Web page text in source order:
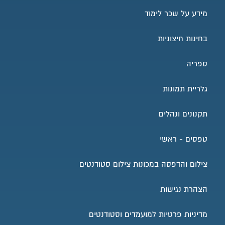
מידע על שכר לימוד
בחינות חיצוניות
ספריה
גלריית תמונות
תקנונים ונהלים
טפסים - ראשי
צילום והדפסה במכונות צילום סטודנטים
הצהרת נגישות
מדיניות פרטיות למועמדים וסטודנטים